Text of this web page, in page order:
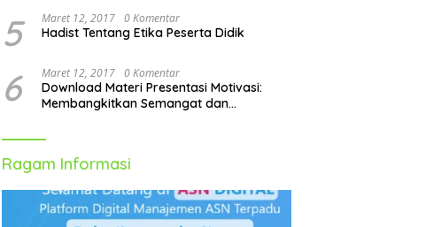
5 Maret 12, 2017 0 Komentar
Hadist Tentang Etika Peserta Didik
6 Maret 12, 2017 0 Komentar
Download Materi Presentasi Motivasi:
Membangkitkan Semangat dan
Ragam Informasi